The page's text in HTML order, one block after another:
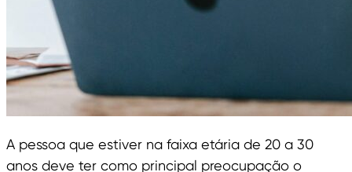
A pessoa que estiver na faixa etária de 20 a 30
anos deve ter como principal preocupação o